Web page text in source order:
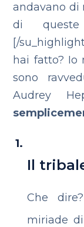
andavano di
di
[/
hai fatto? Io
sono
Audrey
Il
Che
miriade